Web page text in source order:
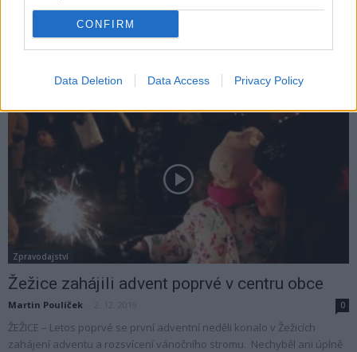
CONFIRM
Data Deletion Data Access Privacy Policy
ŽEŽICE - Už po osmé se konal v Žežicích "Předsilvestrovský ohňostroj",
Zpravodajství
Žežice zahájili advent poprvé v centru obce
Martin Poulíček 0
ŽEŽICE – Letos poprvé se první adventní neděli konalo v Žežicích
zahájení adventu a rozsvícení vánočního stromu. Nechyběl ani úplně